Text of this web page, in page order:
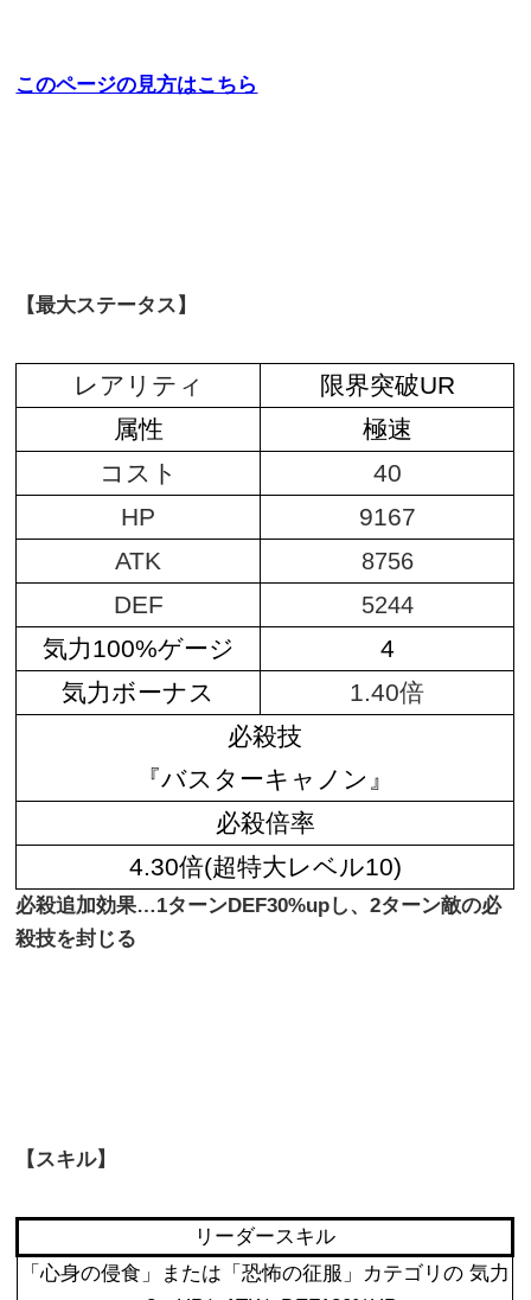
このページの見方はこちら
【最大ステータス】
レアリティ
限界突破UR
属性
極速
コスト
40
HP
9167
ATK
8756
DEF 5244
気力100%ゲージ
4
気力ボーナス
1.40倍
必殺技
『バスターキャノン』
必殺倍率
4.30倍(超特大レベル10)
必殺追加効果…1ターンDEF30%upし、2ターン敵の必
殺技を封じる
【スキル】
リーダースキル
「心身の侵食」または「恐怖の征服」カテゴリの 気力